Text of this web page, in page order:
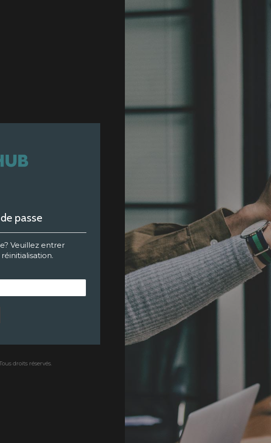
passe
Veuillez entrer
droits réservés.